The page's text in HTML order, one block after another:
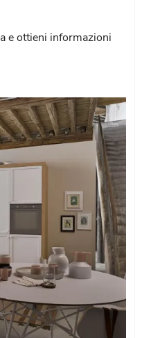
e ottieni informazioni